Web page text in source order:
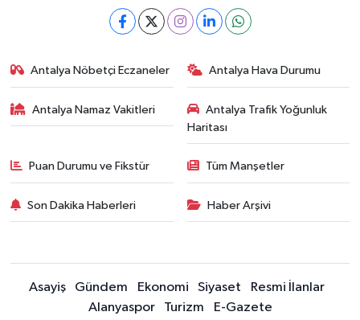
Antalya Nöbetçi Eczaneler Antalya Hava Durumu
Antalya Namaz Vakitleri
Antalya Trafik Yoğunluk
Haritası
Puan Durumu ve Fikstür Tüm Manşetler
Son Dakika Haberleri Haber Arşivi
Asayiş Gündem Ekonomi Siyaset
Resmi İlanlar
Alanyaspor
Turizm E-Gazete